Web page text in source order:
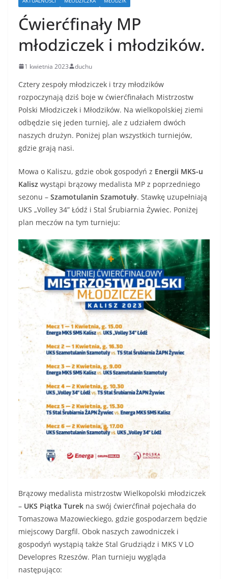
Ćwierćfinały MP
młodziczek i młodzików.
1 kwietnia 2023 duchu
Cztery zespoły młodziczek i trzy młodzików
rozpoczynają dziś boje w ćwierćfinałach Mistrzostw
Polski Młodziczek i Młodzików. Na wielkopolskiej ziemi
odbędzie się jeden turniej, ale z udziałem dwóch
naszych drużyn. Poniżej plan wszystkich turniejów,
gdzie grają nasi.
Mowa o Kaliszu, gdzie obok gospodyń z Energii MKS-u
Kalisz wystąpi brązowy medalista MP z poprzedniego
sezonu – Szamotulanin Szamotuły. Stawkę uzupełniają
UKS „Volley 34” Łódź i Stal Śrubiarnia Żywiec. Poniżej
plan meczów na tym turnieju:
Brązowy medalista mistrzostw Wielkopolski młodziczek
– UKS Piątka Turek na swój ćwierćfinał pojechała do
Tomaszowa Mazowieckiego, gdzie gospodarzem będzie
miejscowy Dargfil. Obok naszych zawodniczek i
gospodyń wystąpią także Stal Grudziądz i MKS V LO
Developres Rzeszów. Plan turnieju wygląda
następująco: